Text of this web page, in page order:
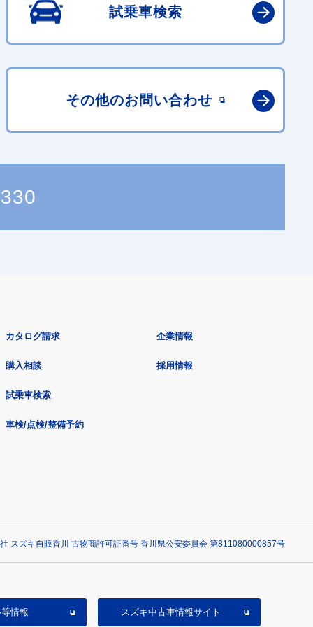
試乗車検索
その他のお問い合わせ
カタログ請求
購入相談
試乗車検索
車検/点検/整備予約
企業情報
採用情報
スズキ自販香川 古物商許可証番号 香川県公安委員会 第811080000857号
情報 スズキ中古車情報サイト